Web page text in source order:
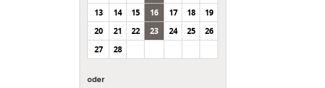
13
14 15 16 17 18
19
20
21 22 23 24 25
26
27
28
oder